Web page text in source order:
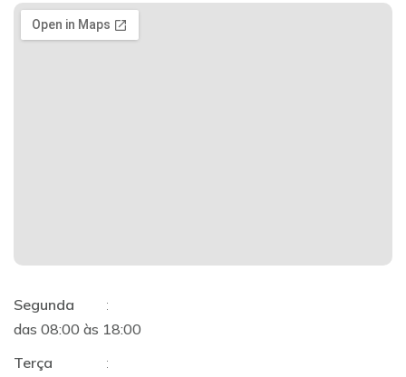
Segunda
:
das 08:00 às 18:00
Terça
: